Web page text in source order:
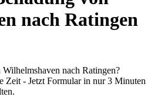
nach Ratingen
nach Ratingen?
Zeit - Jetzt Formular in nur 3 Minuten